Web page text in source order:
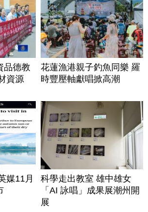
品德教
資源
花蓮漁港親子釣魚同樂 羅
時豐壓軸獻唱掀高潮
媒11月
科學走出教室 雄中雄女
「AI 詠唱」成果展潮州開
展